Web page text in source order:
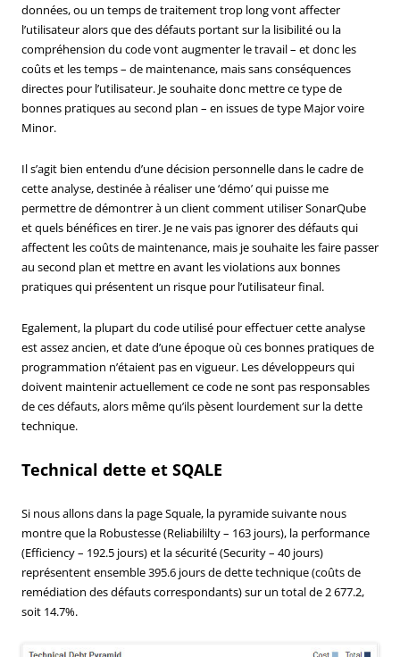
données, ou un temps de traitement trop long vont affecter
l’utilisateur alors que des défauts portant sur la lisibilité ou la
compréhension du code vont augmenter le travail – et donc les
coûts et les temps – de maintenance, mais sans conséquences
directes pour l’utilisateur. Je souhaite donc mettre ce type de
bonnes pratiques au second plan – en issues de type Major voire
Minor.
Il s’agit bien entendu d’une décision personnelle dans le cadre de
cette analyse, destinée à réaliser une ‘démo’ qui puisse me
permettre de démontrer à un client comment utiliser SonarQube
et quels bénéfices en tirer. Je ne vais pas ignorer des défauts qui
affectent les coûts de maintenance, mais je souhaite les faire passer
au second plan et mettre en avant les violations aux bonnes
pratiques qui présentent un risque pour l’utilisateur final.
Egalement, la plupart du code utilisé pour effectuer cette analyse
est assez ancien, et date d’une époque où ces bonnes pratiques de
programmation n’étaient pas en vigueur. Les développeurs qui
doivent maintenir actuellement ce code ne sont pas responsables
de ces défauts, alors même qu’ils pèsent lourdement sur la dette
technique.
Technical dette et SQALE
Si nous allons dans la page Squale, la pyramide suivante nous
montre que la Robustesse (Reliabililty – 163 jours), la performance
(Efficiency – 192.5 jours) et la sécurité (Security – 40 jours)
représentent ensemble 395.6 jours de dette technique (coûts de
remédiation des défauts correspondants) sur un total de 2 677.2,
soit 14.7%.